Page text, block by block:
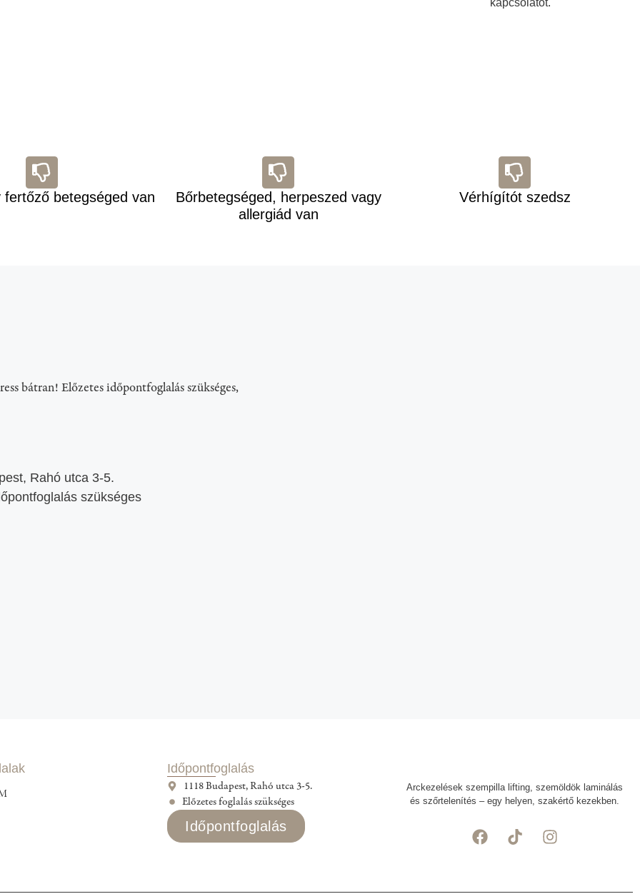
kapcsolatot.
fertőző betegséged van
Bőrbetegséged, herpeszed vagy
allergiád van
Vérhígítót szedsz
bátran! Előzetes időpontfoglalás szükséges,
Rahó utca 3-5.
szükséges
Időpontfoglalás
1118 Budapest, Rahó utca 3-5.
Előzetes foglalás szükséges
Időpontfoglalás
Arckezelések szempilla lifting, szemöldök laminálás
és szőrtelenítés – egy helyen, szakértő kezekben.